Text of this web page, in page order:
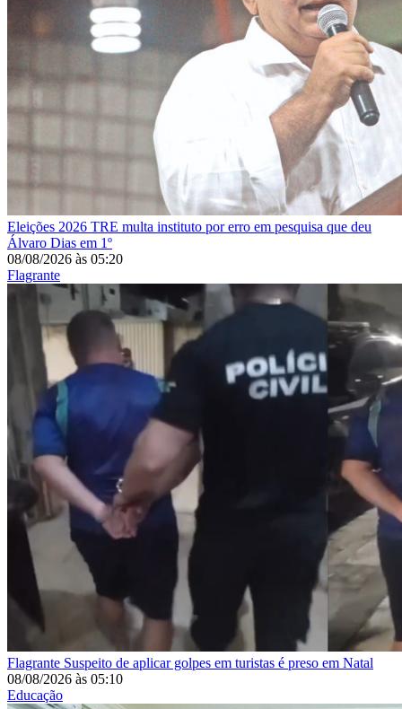
Eleições 2026 TRE multa instituto por erro em pesquisa que deu
Álvaro Dias em 1º
08/08/2026 às 05:20
Flagrante
Flagrante Suspeito de aplicar golpes em turistas é preso em Natal
08/08/2026 às 05:10
Educação